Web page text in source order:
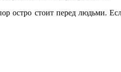
остро стоит перед людьми.